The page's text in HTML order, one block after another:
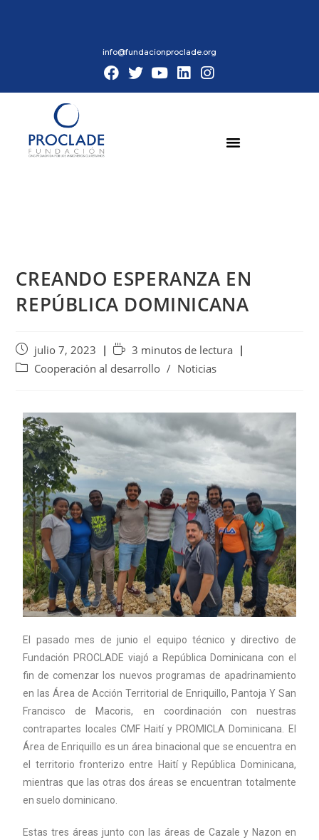
info@fundacionproclade.org
CREANDO ESPERANZA EN
REPÚBLICA DOMINICANA
julio 7, 2023
3 minutos de lectura
Cooperación al desarrollo / Noticias
El pasado mes de junio el equipo técnico y directivo de
Fundación PROCLADE viajó a República Dominicana con el
fin de comenzar los nuevos programas de apadrinamiento
en las Área de Acción Territorial de Enriquillo, Pantoja Y San
Francisco de Macoris, en coordinación con nuestras
contrapartes locales CMF Haití y PROMICLA Dominicana. El
Área de Enriquillo es un área binacional que se encuentra en
el territorio fronterizo entre Haití y República Dominicana,
mientras que las otras dos áreas se encuentran totalmente
en suelo dominicano.
Estas tres áreas junto con las áreas de Cazale y Nazon en